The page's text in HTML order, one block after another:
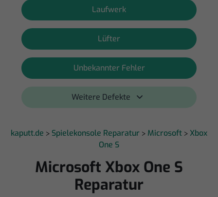
Laufwerk
Lüfter
Unbekannter Fehler
Weitere Defekte
kaputt.de > Spielekonsole Reparatur > Microsoft > Xbox
One S
Microsoft Xbox One S
Reparatur